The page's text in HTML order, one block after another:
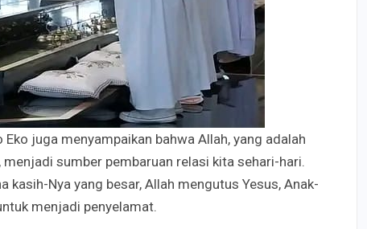
Eko juga menyampaikan bahwa Allah, yang adalah
menjadi sumber pembaruan relasi kita sehari-hari.
kasih-Nya yang besar, Allah mengutus Yesus, Anak-
menjadi penyelamat.